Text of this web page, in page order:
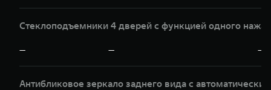
Стеклоподъемники 4 дверей с функцией одного
— — —
Антибликовое зеркало заднего вида с